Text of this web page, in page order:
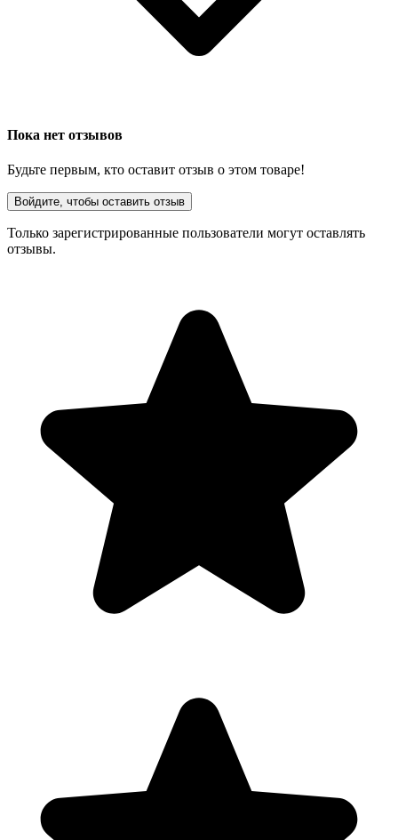
Пока нет отзывов
Будьте первым, кто оставит отзыв о этом товаре!
Войдите, чтобы оставить отзыв
Только зарегистрированные пользователи могут оставлять
отзывы.